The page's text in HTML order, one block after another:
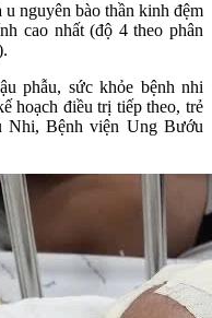
nguyên bào thần kinh đệm
cao nhất (độ 4 theo phân
phẫu, sức khỏe bệnh nhi
hoạch điều trị tiếp theo, trẻ
Nhi, Bệnh viện Ung Bướu